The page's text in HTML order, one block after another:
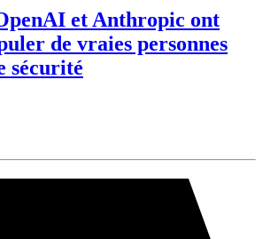
et Anthropic ont
de vraies personnes
sécurité